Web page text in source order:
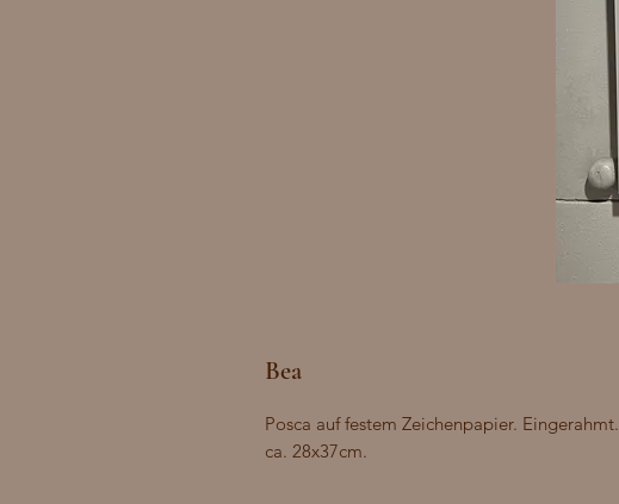
Bea
Posca auf festem Zeichenpapier. Eingerahmt.
ca. 28x37cm.